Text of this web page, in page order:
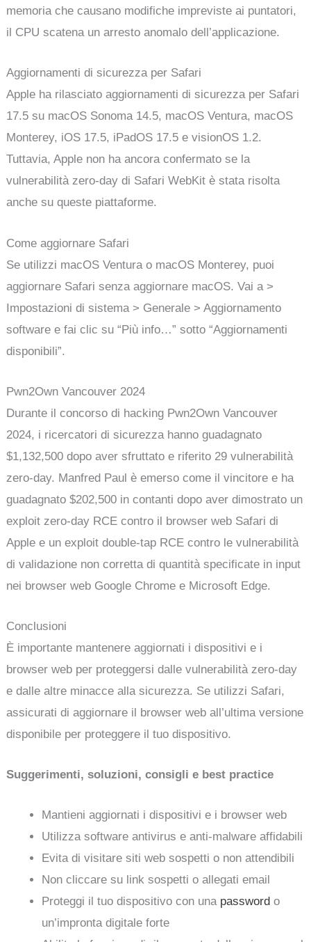
memoria che causano modifiche impreviste ai puntatori,
il CPU scatena un arresto anomalo dell’applicazione.
Aggiornamenti di sicurezza per Safari
Apple ha rilasciato aggiornamenti di sicurezza per Safari
17.5 su macOS Sonoma 14.5, macOS Ventura, macOS
Monterey, iOS 17.5, iPadOS 17.5 e visionOS 1.2.
Tuttavia, Apple non ha ancora confermato se la
vulnerabilità zero-day di Safari WebKit è stata risolta
anche su queste piattaforme.
Come aggiornare Safari
Se utilizzi macOS Ventura o macOS Monterey, puoi
aggiornare Safari senza aggiornare macOS. Vai a >
Impostazioni di sistema > Generale > Aggiornamento
software e fai clic su “Più info…” sotto “Aggiornamenti
disponibili”.
Pwn2Own Vancouver 2024
Durante il concorso di hacking Pwn2Own Vancouver
2024, i ricercatori di sicurezza hanno guadagnato
$1,132,500 dopo aver sfruttato e riferito 29 vulnerabilità
zero-day. Manfred Paul è emerso come il vincitore e ha
guadagnato $202,500 in contanti dopo aver dimostrato un
exploit zero-day RCE contro il browser web Safari di
Apple e un exploit double-tap RCE contro le vulnerabilità
di validazione non corretta di quantità specificate in input
nei browser web Google Chrome e Microsoft Edge.
Conclusioni
È importante mantenere aggiornati i dispositivi e i
browser web per proteggersi dalle vulnerabilità zero-day
e dalle altre minacce alla sicurezza. Se utilizzi Safari,
assicurati di aggiornare il browser web all’ultima versione
disponibile per proteggere il tuo dispositivo.
Suggerimenti, soluzioni, consigli e best practice
Mantieni aggiornati i dispositivi e i browser web
Utilizza software antivirus e anti-malware affidabili
Evita di visitare siti web sospetti o non attendibili
Non cliccare su link sospetti o allegati email
Proteggi il tuo dispositivo con una password o
un’impronta digitale forte